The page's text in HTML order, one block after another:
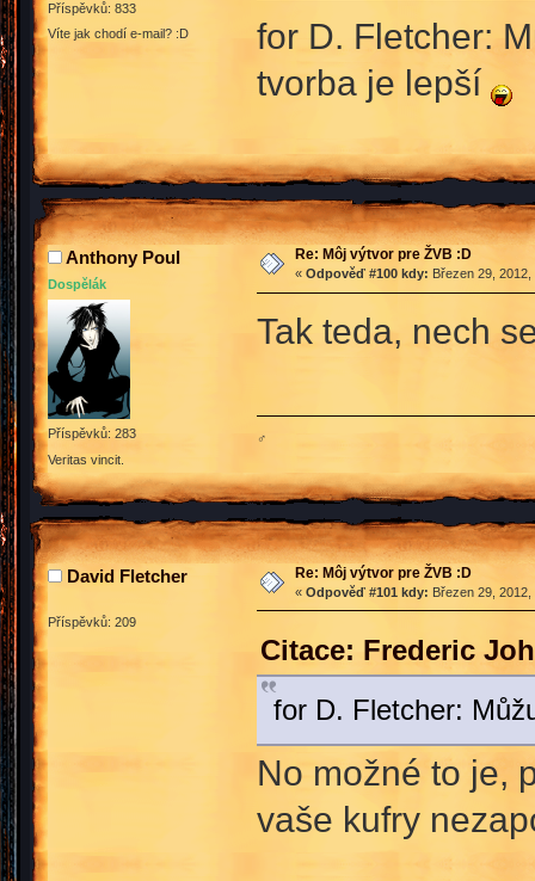
Příspěvků: 833
Víte jak chodí e-mail? :D
for D. Fletcher:
tvorba je lepší
Anthony Poul
Dospělák
Příspěvků: 283
Veritas vincit.
Re: Môj výtvor pre ŽVB :D
« Odpověď #100 kdy: Březen 29,
Tak teda, nech
♂
David Fletcher
Příspěvků: 209
Re: Môj výtvor pre ŽVB :D
« Odpověď #101 kdy: Březen 29,
Citace: Frederic
for D. Fletcher:
No možné to je,
vaše kufry